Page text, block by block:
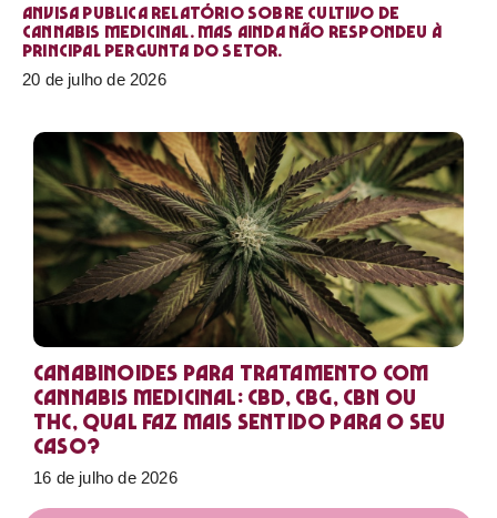
Anvisa publica relatório sobre cultivo de
Cannabis medicinal. Mas ainda não respondeu à
principal pergunta do setor.
20 de julho de 2026
Canabinoides para tratamento com
cannabis medicinal: CBD, CBG, CBN ou
THC, qual faz mais sentido para o seu
caso?
16 de julho de 2026